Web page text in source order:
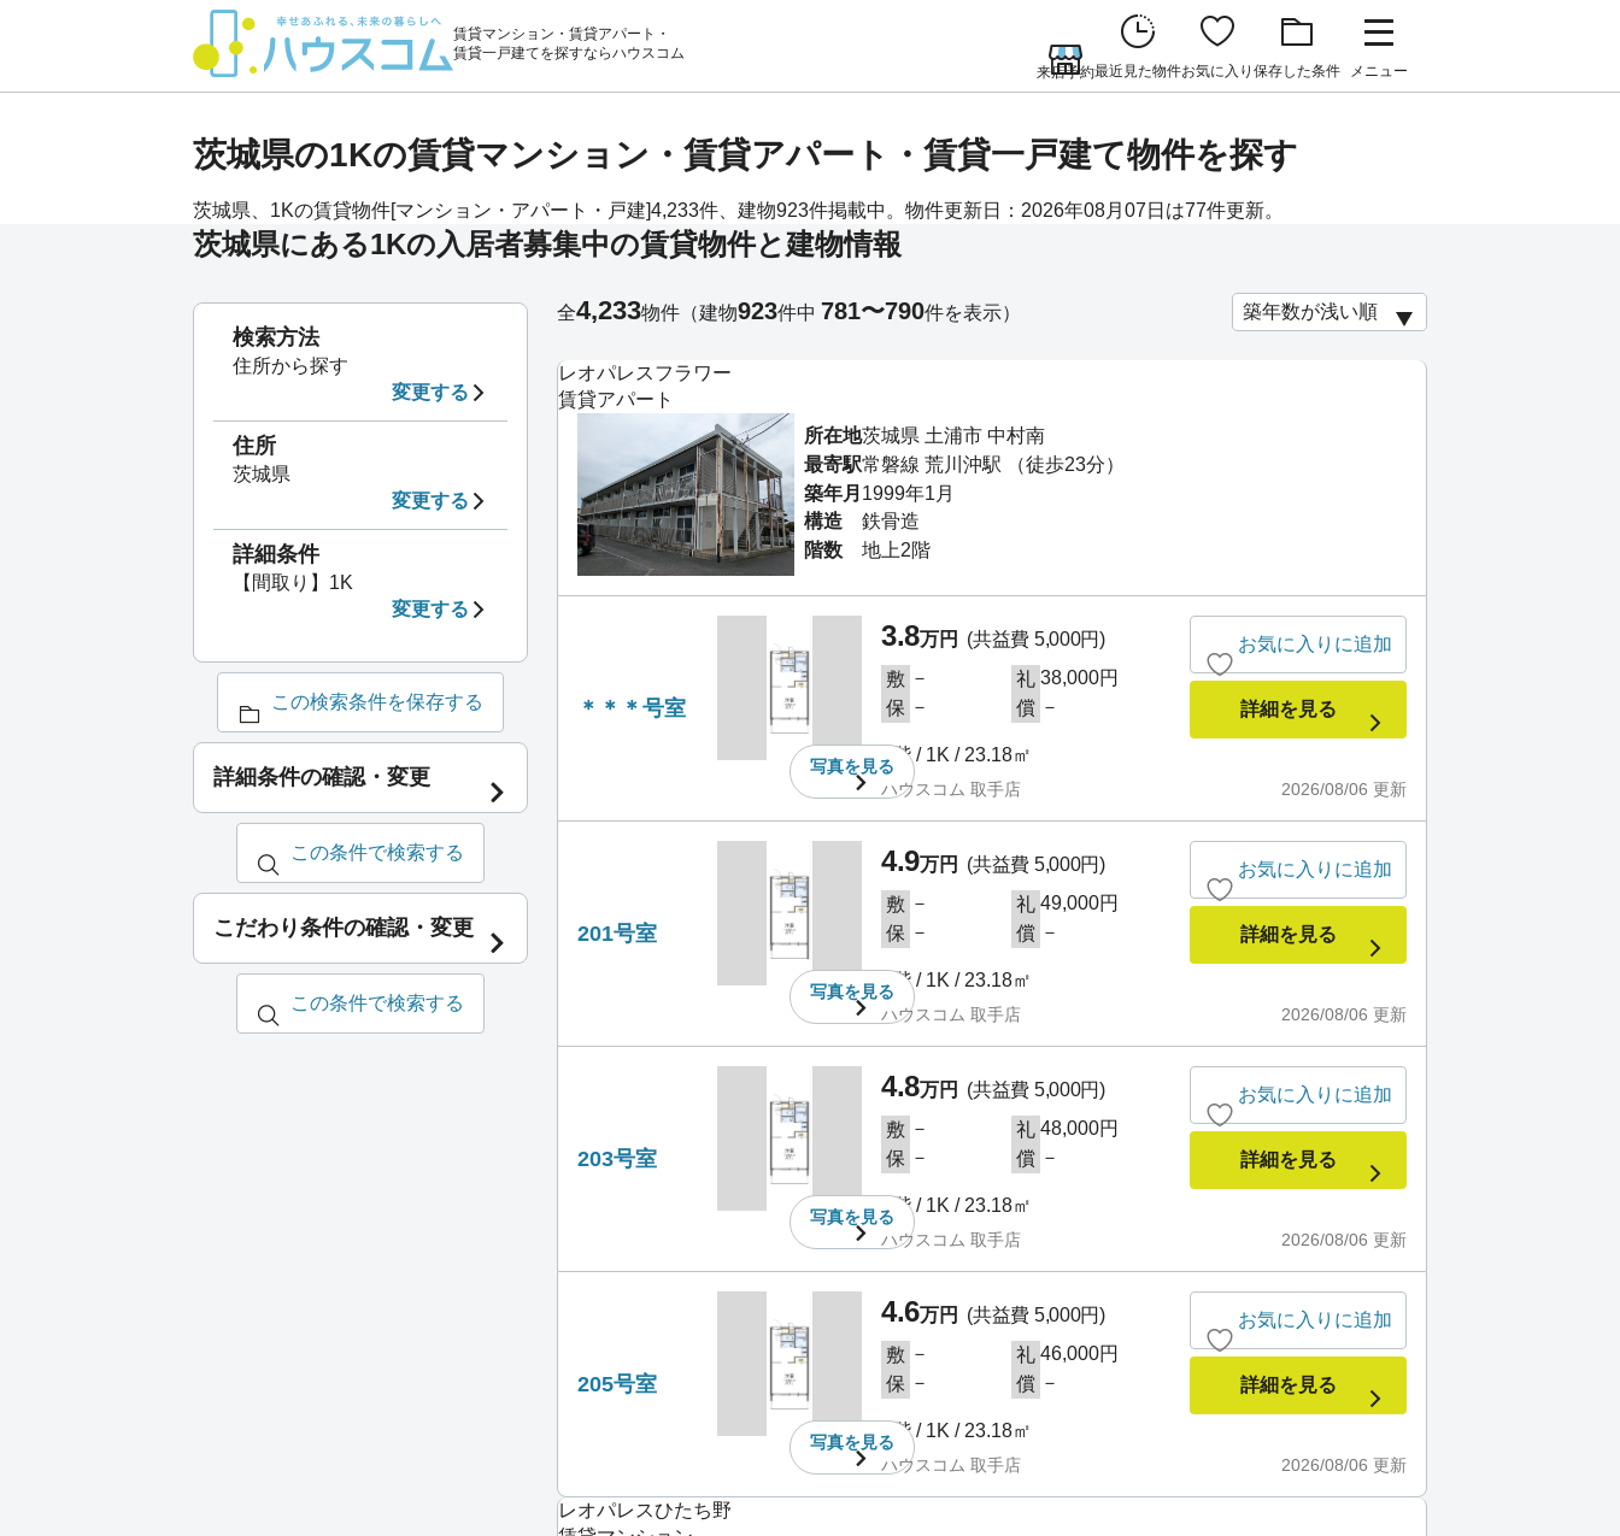
賃貸マンション・賃貸アパート・
賃貸一戸建てを探すならハウスコム
来店予約最近見た物件お気に入り 保存した条件 メニュー
茨城県の1Kの賃貸マンション・賃貸アパート・賃貸一戸建て物件を探す
茨城県、1Kの賃貸物件[マンション・アパート・戸建]4,233件、建物923件掲載中。物件更新日：2026年08月07日は77件更新。
茨城県にある1Kの入居者募集中の賃貸物件と建物情報
レオパレスフラワー
賃貸アパート
所在地茨城県 土浦市 中村南
最寄駅常磐線 荒川沖駅 （徒歩23分）
築年月 1999年1月
構造
鉄骨造
階数
地上2階
＊＊＊号室
写真を見る
3.8万円
(共益費 5,000円)
敷 － 礼 38,000円
保 － 償 －
1階 / 1K / 23.18㎡
2026/08/06 更新
ハウスコム 取手店
お気に入りに追加
詳細を見る
201号室
写真を見る
4.9万円
(共益費 5,000円)
敷 － 礼 49,000円
保 － 償 －
2階 / 1K / 23.18㎡
2026/08/06 更新
ハウスコム 取手店
お気に入りに追加
詳細を見る
203号室
写真を見る
4.8万円
(共益費 5,000円)
敷 － 礼 48,000円
保 － 償 －
2階 / 1K / 23.18㎡
2026/08/06 更新
ハウスコム 取手店
お気に入りに追加
詳細を見る
205号室
写真を見る
4.6万円
(共益費 5,000円)
敷 － 礼 46,000円
保 － 償 －
2階 / 1K / 23.18㎡
2026/08/06 更新
ハウスコム 取手店
お気に入りに追加
詳細を見る
レオパレスひたち野
全4,233物件 （建物923件中 781〜790件を表示）
検索方法
住所から探す
変更する
住所
茨城県
変更する
詳細条件
【間取り】1K
変更する
この検索条件を保存する
詳細条件の確認・変更
この条件で検索する
こだわり条件の確認・変更
この条件で検索する